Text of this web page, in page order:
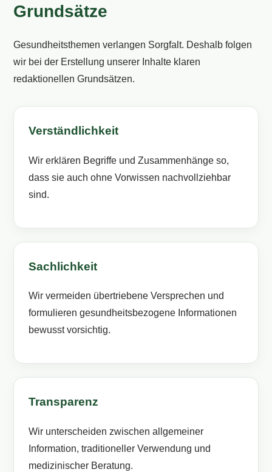
Grundsätze
Gesundheitsthemen verlangen Sorgfalt. Deshalb folgen
wir bei der Erstellung unserer Inhalte klaren
redaktionellen Grundsätzen.
Verständlichkeit
Wir erklären Begriffe und Zusammenhänge so,
dass sie auch ohne Vorwissen nachvollziehbar
sind.
Sachlichkeit
Wir vermeiden übertriebene Versprechen und
formulieren gesundheitsbezogene Informationen
bewusst vorsichtig.
Transparenz
Wir unterscheiden zwischen allgemeiner
Information, traditioneller Verwendung und
medizinischer Beratung.